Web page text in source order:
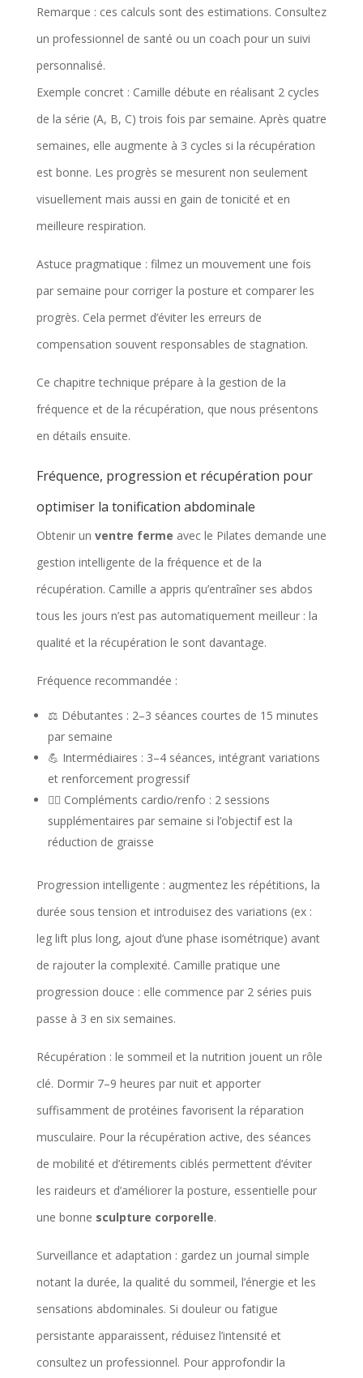
s
Remarque : ces calculs sont des estimations. Consultez
un professionnel de santé ou un coach pour un suivi
personnalisé.
Exemple concret : Camille débute en réalisant 2 cycles
de la série (A, B, C) trois fois par semaine. Après quatre
semaines, elle augmente à 3 cycles si la récupération
est bonne. Les progrès se mesurent non seulement
visuellement mais aussi en gain de tonicité et en
meilleure respiration.
Astuce pragmatique : filmez un mouvement une fois
par semaine pour corriger la posture et comparer les
progrès. Cela permet d’éviter les erreurs de
compensation souvent responsables de stagnation.
Ce chapitre technique prépare à la gestion de la
fréquence et de la récupération, que nous présentons
en détails ensuite.
Fréquence, progression et récupération pour
optimiser la tonification abdominale
Obtenir un ventre ferme avec le Pilates demande une
gestion intelligente de la fréquence et de la
récupération. Camille a appris qu’entraîner ses abdos
tous les jours n’est pas automatiquement meilleur : la
qualité et la récupération le sont davantage.
Fréquence recommandée :
⚖️ Débutantes : 2–3 séances courtes de 15 minutes
par semaine
💪 Intermédiaires : 3–4 séances, intégrant variations
et renforcement progressif
🏃‍♀️ Compléments cardio/renfo : 2 sessions
supplémentaires par semaine si l’objectif est la
réduction de graisse
Progression intelligente : augmentez les répétitions, la
durée sous tension et introduisez des variations (ex :
leg lift plus long, ajout d’une phase isométrique) avant
de rajouter la complexité. Camille pratique une
progression douce : elle commence par 2 séries puis
passe à 3 en six semaines.
Récupération : le sommeil et la nutrition jouent un rôle
clé. Dormir 7–9 heures par nuit et apporter
suffisamment de protéines favorisent la réparation
musculaire. Pour la récupération active, des séances
de mobilité et d’étirements ciblés permettent d’éviter
les raideurs et d’améliorer la posture, essentielle pour
une bonne sculpture corporelle.
Surveillance et adaptation : gardez un journal simple
notant la durée, la qualité du sommeil, l’énergie et les
sensations abdominales. Si douleur ou fatigue
persistante apparaissent, réduisez l’intensité et
consultez un professionnel. Pour approfondir la